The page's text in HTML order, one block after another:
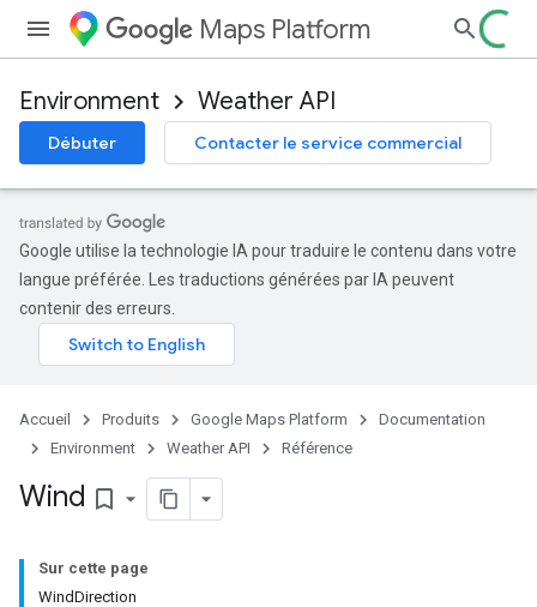
Maps Platform
Environment Weather API
Débuter Contacter le service commercial
Google utilise la technologie IA pour traduire le contenu dans votre
langue préférée. Les traductions générées par IA peuvent
contenir des erreurs.
Accueil Produits Google Maps Platform
Documentation
Environment
Weather API Référence
Wind bookmark_border
Sur cette page
WindDirection